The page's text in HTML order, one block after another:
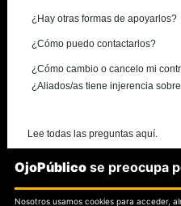
¿Hay otras formas de apoyarlos?
¿Cómo puedo contactarlos?
¿Cómo cambio o cancelo mi
¿Aliados/as tiene injerencia
Lee todas las preguntas aquí.
¿Necesitas
OjoPúblico se preocupa
Nosotros usamos cookies para acceder,